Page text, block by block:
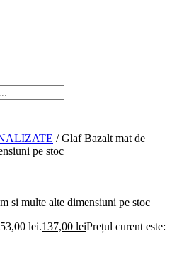
/ Glaf Bazalt mat de
pe stoc
si multe alte dimensiuni pe stoc
lei.137,00 leiPrețul curent este: